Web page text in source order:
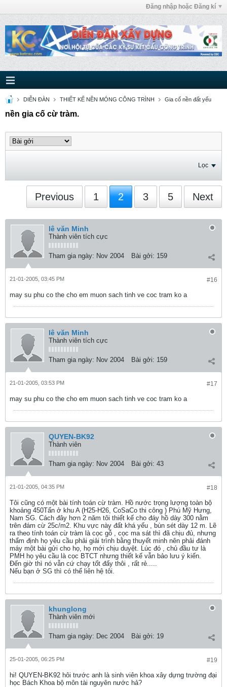
Đăng nhập hoặc Đăng kí
DIỄN ĐÀN THIẾT KẾ NỀN MÓNG CÔNG TRÌNH Gia cố nền đất yếu
nền gia cố cừ tràm.
Lọc
Previous 1 2 3 5 Next
lê văn Minh
Thành viên tích cực
Tham gia ngày: Nov 2004 Bài gởi: 159
#16
21-01-2005, 03:45 PM
may su phu co the cho em muon sach tinh ve coc tram ko a
lê văn Minh
Thành viên tích cực
Tham gia ngày: Nov 2004 Bài gởi: 159
#17
21-01-2005, 03:53 PM
may su phu co the cho em muon sach tinh ve coc tram ko a
QUYEN-BK92
Thành viên
Tham gia ngày: Nov 2004 Bài gởi: 43
#18
21-01-2005, 04:35 PM
Tôi cũng có một bài tính toán cừ tràm. Hồ nước trọng lượng toàn bộ
khoảng 450Tấn ở khu A (H25-H26, CoSaCo thi công ) Phú Mỹ Hưng,
Nam SG. Cách đây hơn 2 năm tôi thiết kế cho đáy hồ dày 300 nằm
trên đám cừ 25c/m2. Khu vực này đất khá yếu , bùn sét dày 12 m. Lẽ
ra theo tính toán cừ tràm là cọc gỗ , cọc ma sát thì đã chịu đủ, nhưng
thẩm định họ yêu cầu phải giải trình bằng thuyết minh nên phải đánh
máy một bài gửi cho họ, họ mới chịu duyệt. Lúc đó , chủ đầu tư là
PMH họ yêu cầu là cọc BTCT nhưng thiết kế vẫn bảo lưu ý kiến.
Đến giờ thì nó vẫn cứ chạy tốt đấy thôi , rất rẻ.....
Nếu bạn ở SG thì có thể liên hệ tôi.
khunglong
Thành viên mới
Tham gia ngày: Dec 2004 Bài gởi: 19
#19
25-01-2005, 06:25 PM
hi! QUYEN-BK92 hôi trước anh là sinh viên khoa xây dựng trường đại
học Bách Khoa bộ môn tài nguyên nước hả?